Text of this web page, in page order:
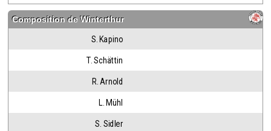
Composition deWinterthur
S. Kapino
T. Schättin
R. Arnold
L. Mühl
S. Sidler